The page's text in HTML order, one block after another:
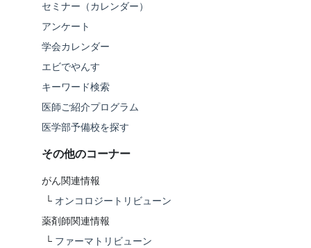
セミナー（カレンダー）
アンケート
学会カレンダー
エビでやんす
キーワード検索
医師ご紹介プログラム
医学部予備校を探す
その他のコーナー
がん関連情報
└ オンコロジートリビューン
薬剤師関連情報
└ ファーマトリビューン